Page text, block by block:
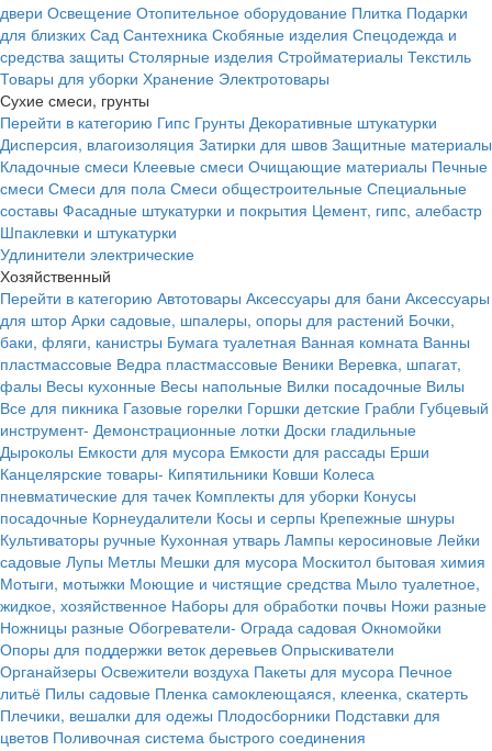
двери Освещение Отопительное оборудование Плитка Подарки
для близких Сад Сантехника Скобяные изделия Спецодежда и
средства защиты Столярные изделия Стройматериалы Текстиль
Товары для уборки Хранение Электротовары
Сухие смеси, грунты
Перейти в категорию Гипс Грунты Декоративные штукатурки
Дисперсия, влагоизоляция Затирки для швов Защитные материалы
Кладочные смеси Клеевые смеси Очищающие материалы Печные
смеси Смеси для пола Смеси общестроительные Специальные
составы Фасадные штукатурки и покрытия Цемент, гипс, алебастр
Шпаклевки и штукатурки
Удлинители электрические
Хозяйственный
Перейти в категорию Автотовары Аксессуары для бани Аксессуары
для штор Арки садовые, шпалеры, опоры для растений Бочки,
баки, фляги, канистры Бумага туалетная Ванная комната Ванны
пластмассовые Ведра пластмассовые Веники Веревка, шпагат,
фалы Весы кухонные Весы напольные Вилки посадочные Вилы
Все для пикника Газовые горелки Горшки детские Грабли Губцевый
инструмент- Демонстрационные лотки Доски гладильные
Дыроколы Емкости для мусора Емкости для рассады Ерши
Канцелярские товары- Кипятильники Ковши Колеса
пневматические для тачек Комплекты для уборки Конусы
посадочные Корнеудалители Косы и серпы Крепежные шнуры
Культиваторы ручные Кухонная утварь Лампы керосиновые Лейки
садовые Лупы Метлы Мешки для мусора Москитол бытовая химия
Мотыги, мотыжки Моющие и чистящие средства Мыло туалетное,
жидкое, хозяйственное Наборы для обработки почвы Ножи разные
Ножницы разные Обогреватели- Ограда садовая Окномойки
Опоры для поддержки веток деревьев Опрыскиватели
Органайзеры Освежители воздуха Пакеты для мусора Печное
литьё Пилы садовые Пленка самоклеющаяся, клеенка, скатерть
Плечики, вешалки для одежы Плодосборники Подставки для
цветов Поливочная система быстрого соединения